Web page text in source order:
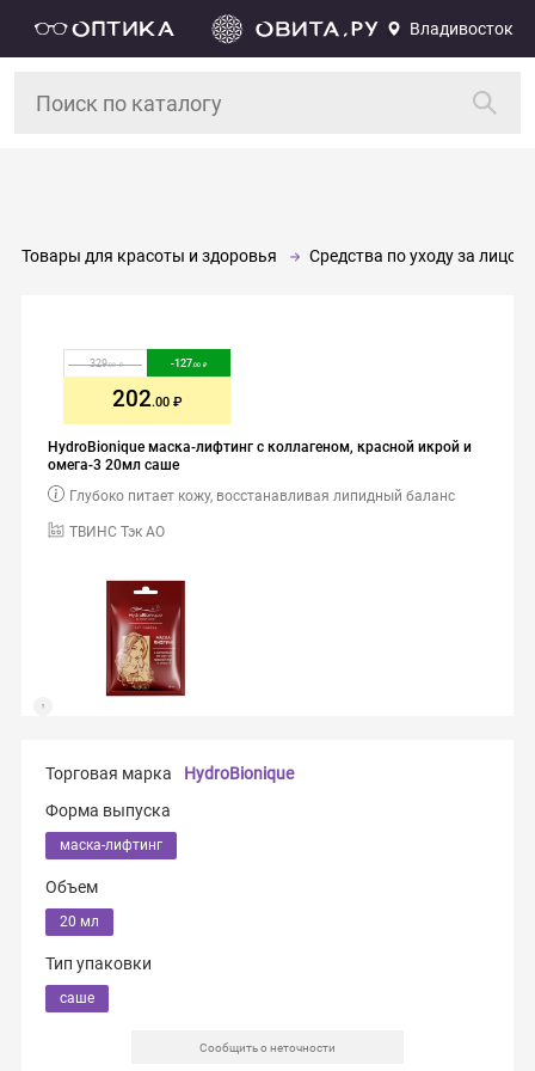
Владивосток
Товары для красоты и здоровья Средства по уходу за лицом
HydroBionique маска-лифтинг с коллагеном, красной икрой и
омега-3 20мл саше
ТВИНС Тэк АО
Глубоко питает кожу, восстанавливая липидный баланс
329.00 -127.00
202.00
Торговая марка
HydroBionique
Форма выпуска
маска-лифтинг
Объем
20 мл
Тип упаковки
саше
Сообщить о неточности